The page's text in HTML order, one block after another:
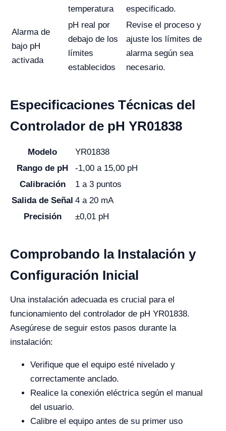
temperatura
especificado.
Alarma de
bajo pH
activada
pH real por
debajo de los
límites
establecidos
Revise el proceso y
ajuste los límites de
alarma según sea
necesario.
Especificaciones Técnicas del
Controlador de pH YR01838
Modelo
YR01838
Rango de pH
-1,00 a 15,00 pH
Calibración
1 a 3 puntos
Salida de Señal 4 a 20 mA
Precisión
±0,01 pH
Comprobando la Instalación y
Configuración Inicial
Una instalación adecuada es crucial para el
funcionamiento del controlador de pH YR01838.
Asegúrese de seguir estos pasos durante la
instalación:
Verifique que el equipo esté nivelado y
correctamente anclado.
Realice la conexión eléctrica según el manual
del usuario.
Calibre el equipo antes de su primer uso